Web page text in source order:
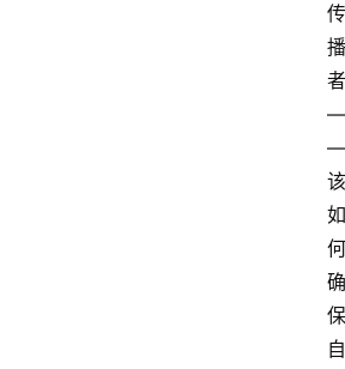
传
播
者
—
—
该
如
何
确
保
自